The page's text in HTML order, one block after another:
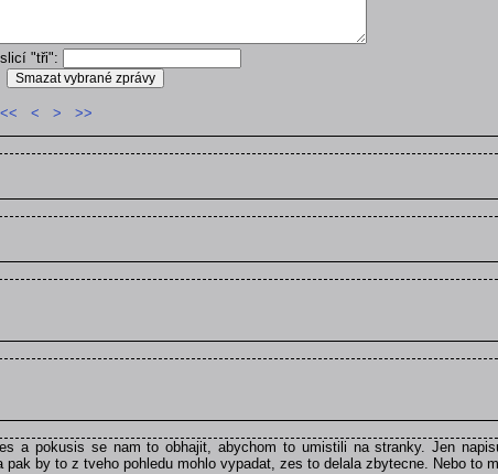
"tři":
<< < > >>
a pokusis se nam to obhajit, abychom to umistili na stranky. Jen
by to z tveho pohledu mohlo vypadat, zes to delala zbytecne. Nebo to